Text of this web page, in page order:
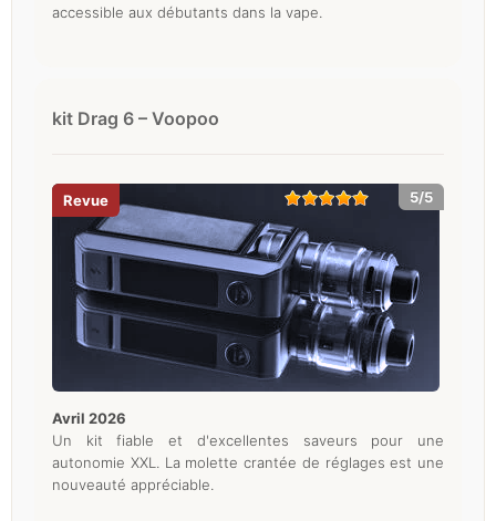
accessible aux débutants dans la vape.
kit Drag 6 – Voopoo
5/5
avril 2026
Un kit fiable et d'excellentes saveurs pour une
autonomie XXL. La molette crantée de réglages est une
nouveauté appréciable.